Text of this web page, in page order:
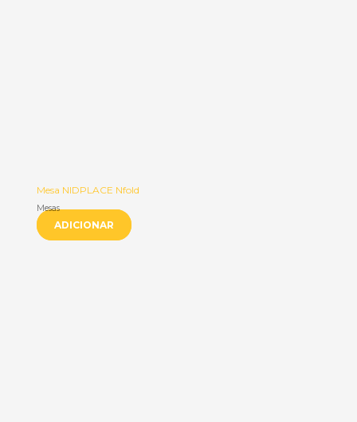
Mesa NIDPLACE Nfold
Mesas
ADICIONAR